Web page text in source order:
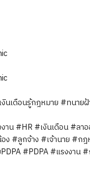
นเดือนรู้กฎหมาย #ทนายฝ้
าน#HR#เงินเดือน#ลา
ง #ลูกจ้าง #เจ้านาย #กฎ
#PDPA#แรงงาน